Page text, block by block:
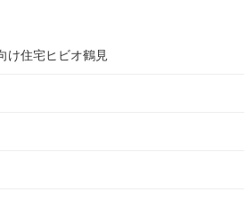
け住宅ヒビオ鶴見